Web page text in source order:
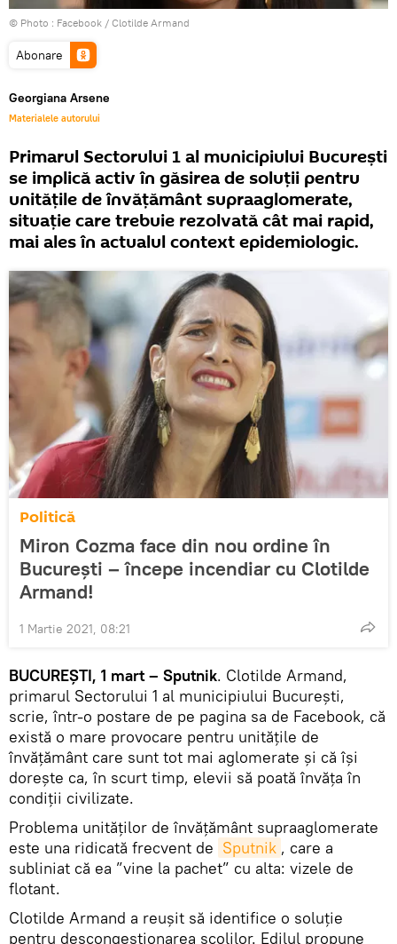
© Photo : Facebook / Clotilde Armand
Abonare
Georgiana Arsene
Materialele autorului
Primarul Sectorului 1 al municipiului București
se implică activ în găsirea de soluții pentru
unitățile de învățământ supraaglomerate,
situație care trebuie rezolvată cât mai rapid,
mai ales în actualul context epidemiologic.
Politică
Miron Cozma face din nou ordine în
București – începe incendiar cu Clotilde
Armand!
1 Martie 2021, 08:21
BUCUREȘTI, 1 mart – Sputnik. Clotilde Armand,
primarul Sectorului 1 al municipiului București,
scrie, într-o postare de pe pagina sa de Facebook, că
există o mare provocare pentru unitățile de
învățământ care sunt tot mai aglomerate și că își
dorește ca, în scurt timp, elevii să poată învăța în
condiții civilizate.
Problema unităților de învățământ supraaglomerate
este una ridicată frecvent de Sputnik , care a
subliniat că ea ”vine la pachet” cu alta: vizele de
flotant.
Clotilde Armand a reușit să identifice o soluție
pentru descongestionarea școlilor. Edilul propune